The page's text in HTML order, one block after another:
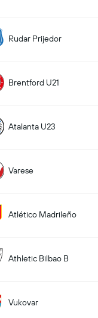
Rudar Prijedor
Brentford U21
Atalanta U23
Varese
Atlético Madrileño
Athletic Bilbao B
Vukovar